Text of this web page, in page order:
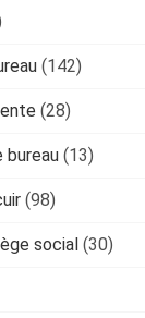
(142)
(28)
bureau (13)
(98)
social (30)